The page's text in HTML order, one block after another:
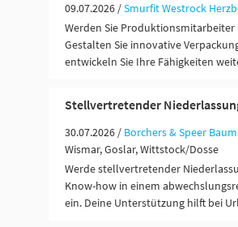
09.07.2026 /Smurfit Westrock
Werden Sie
Gestalten Sie innovative
entwickeln Sie Ihre Fähigkeiten
Stellvertretender
30.07.2026 / Borchers & Speer
Wismar, Goslar, Wittstock/Dosse
Werde stellvertretender
Know-how in einem
ein. Deine Unterstützung hilft bei